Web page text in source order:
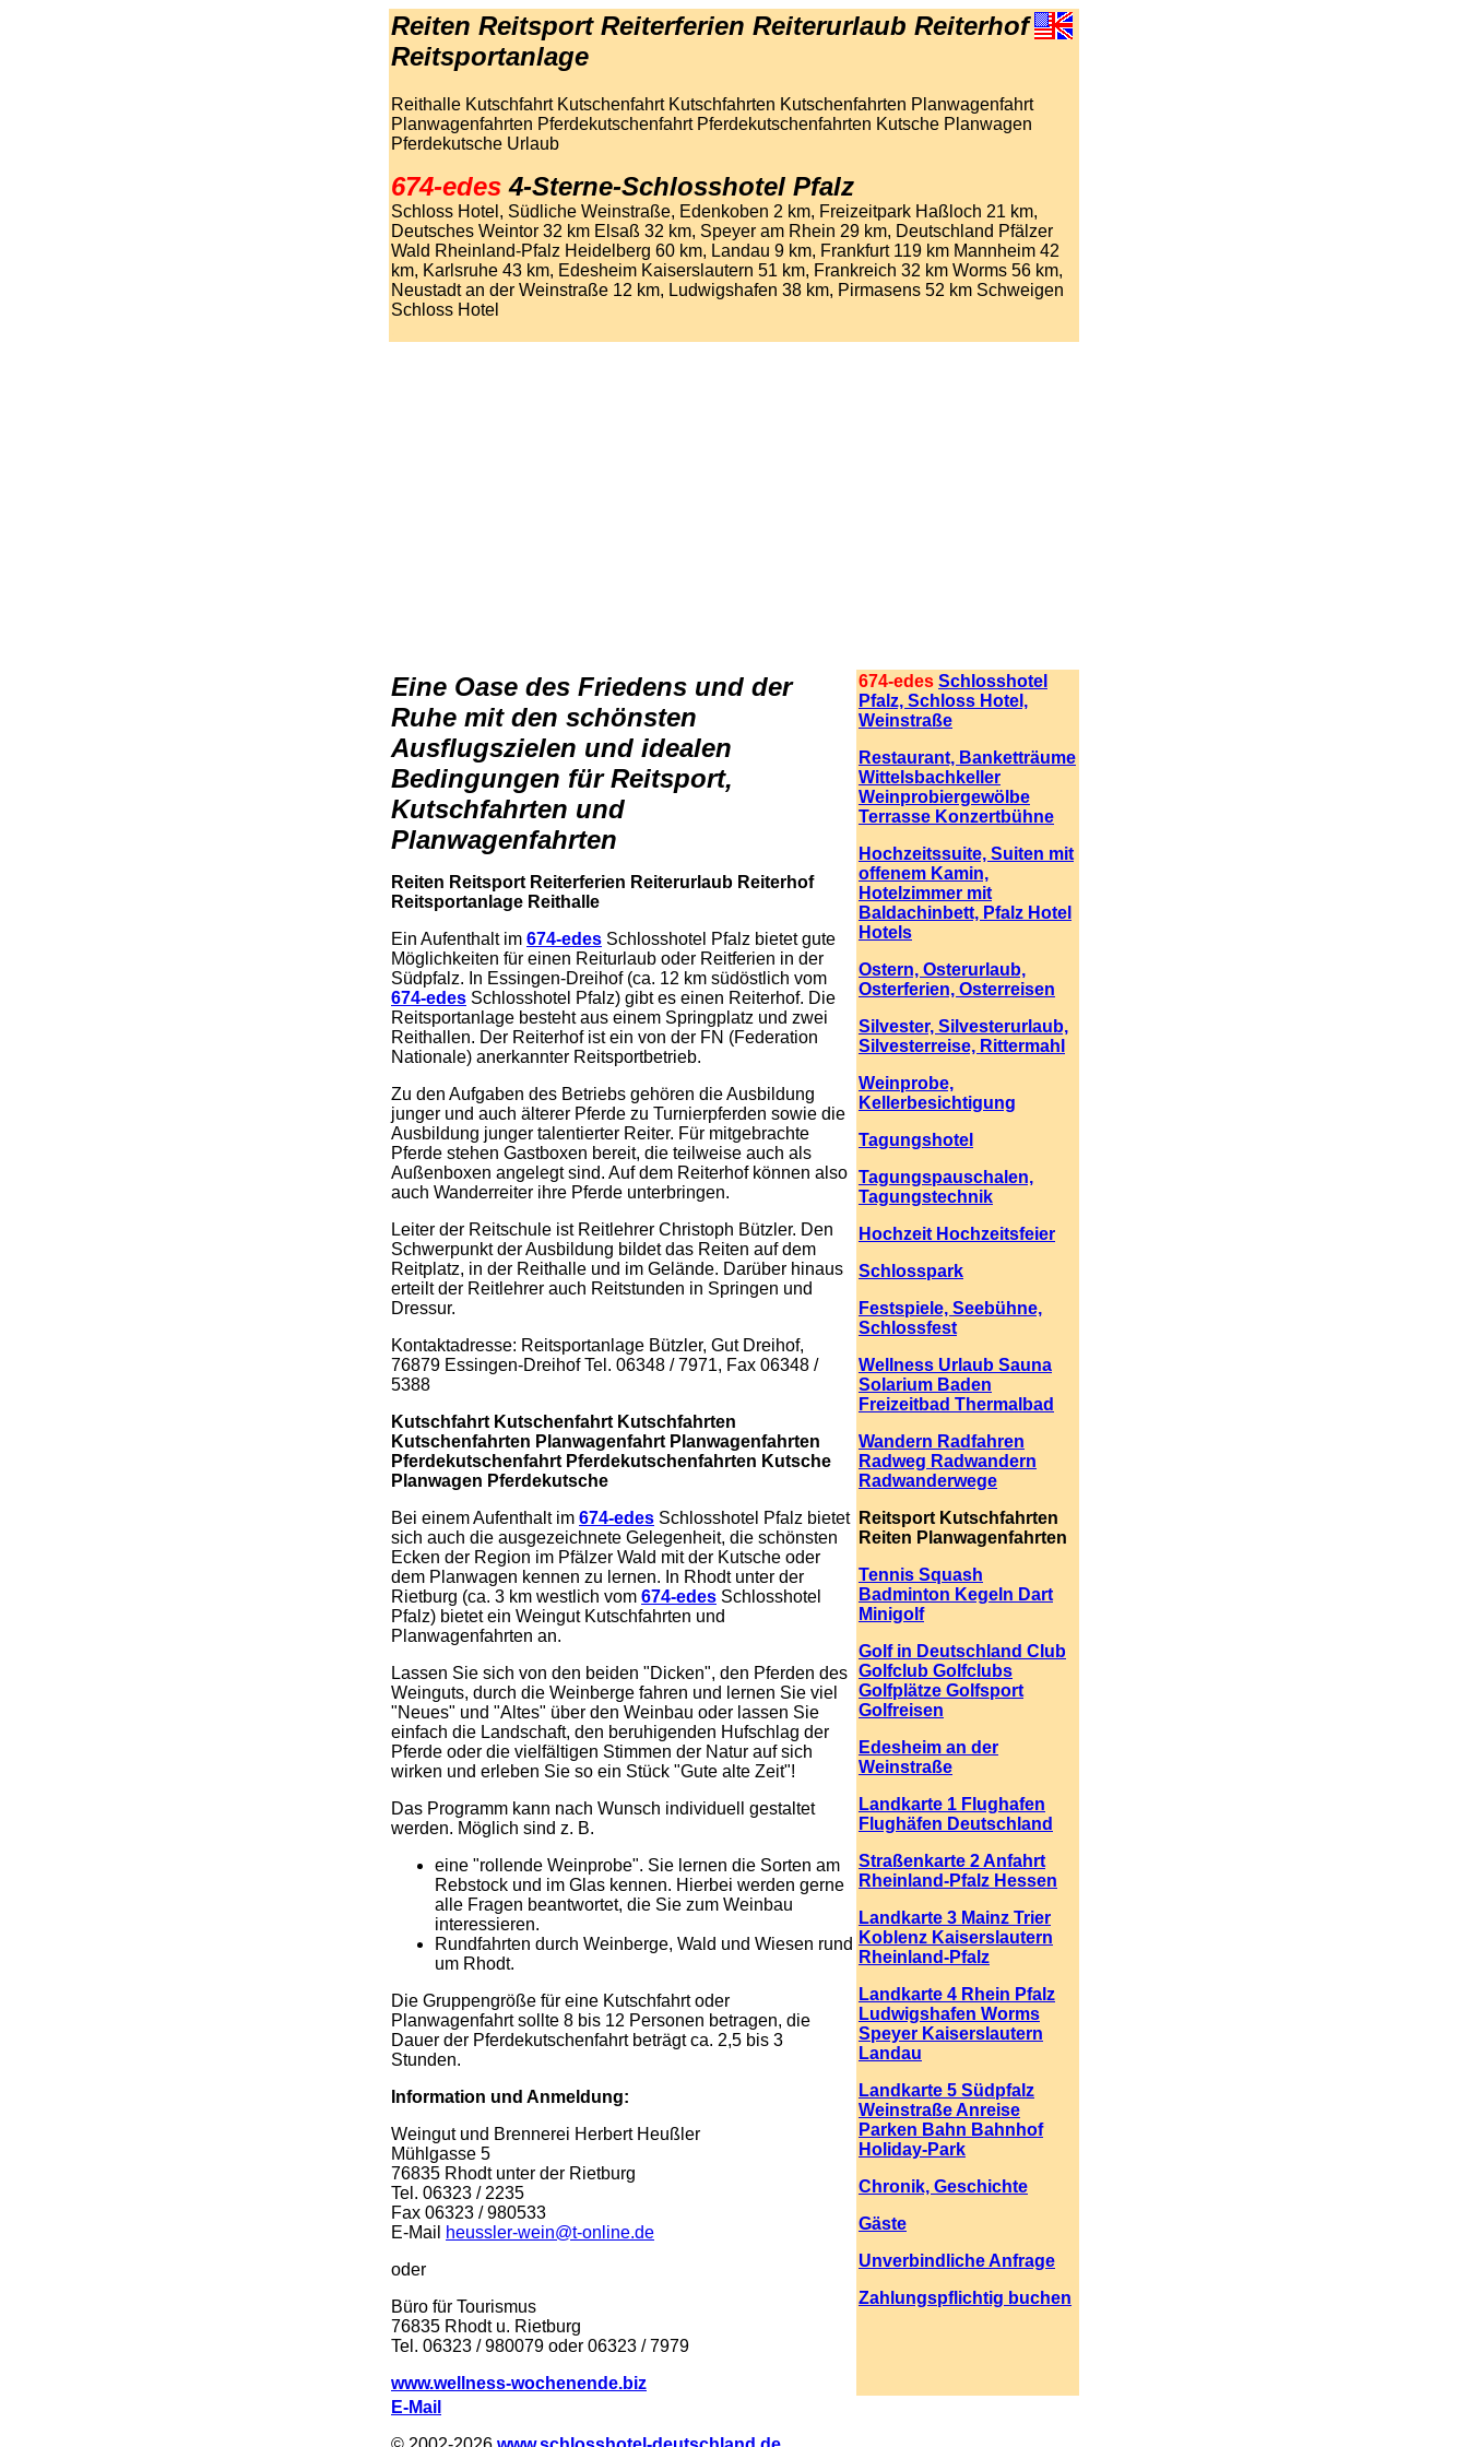
Reiten Reitsport Reiterferien Reiterurlaub Reiterhof
Reitsportanlage
Reithalle Kutschfahrt Kutschenfahrt Kutschfahrten Kutschenfahrten Planwagenfahrt
Planwagenfahrten Pferdekutschenfahrt Pferdekutschenfahrten Kutsche Planwagen
Pferdekutsche Urlaub
674-edes 4-Sterne-Schlosshotel Pfalz
Schloss Hotel, Südliche Weinstraße, Edenkoben 2 km, Freizeitpark Haßloch 21 km,
Deutsches Weintor 32 km Elsaß 32 km, Speyer am Rhein 29 km, Deutschland Pfälzer
Wald Rheinland-Pfalz Heidelberg 60 km, Landau 9 km, Frankfurt 119 km Mannheim 42
km, Karlsruhe 43 km, Edesheim Kaiserslautern 51 km, Frankreich 32 km Worms 56 km,
Neustadt an der Weinstraße 12 km, Ludwigshafen 38 km, Pirmasens 52 km Schweigen
Schloss Hotel
Eine Oase des Friedens und der
Ruhe mit den schönsten
Ausflugszielen und idealen
Bedingungen für Reitsport,
Kutschfahrten und
Planwagenfahrten
Reiten Reitsport Reiterferien Reiterurlaub Reiterhof
Reitsportanlage Reithalle
Ein Aufenthalt im 674-edes Schlosshotel Pfalz bietet gute
Möglichkeiten für einen Reiturlaub oder Reitferien in der
Südpfalz. In Essingen-Dreihof (ca. 12 km südöstlich vom
674-edes Schlosshotel Pfalz) gibt es einen Reiterhof. Die
Reitsportanlage besteht aus einem Springplatz und zwei
Reithallen. Der Reiterhof ist ein von der FN (Federation
Nationale) anerkannter Reitsportbetrieb.
Zu den Aufgaben des Betriebs gehören die Ausbildung
junger und auch älterer Pferde zu Turnierpferden sowie die
Ausbildung junger talentierter Reiter. Für mitgebrachte
Pferde stehen Gastboxen bereit, die teilweise auch als
Außenboxen angelegt sind. Auf dem Reiterhof können also
auch Wanderreiter ihre Pferde unterbringen.
Leiter der Reitschule ist Reitlehrer Christoph Bützler. Den
Schwerpunkt der Ausbildung bildet das Reiten auf dem
Reitplatz, in der Reithalle und im Gelände. Darüber hinaus
erteilt der Reitlehrer auch Reitstunden in Springen und
Dressur.
Kontaktadresse: Reitsportanlage Bützler, Gut Dreihof,
76879 Essingen-Dreihof Tel. 06348 / 7971, Fax 06348 /
5388
Kutschfahrt Kutschenfahrt Kutschfahrten
Kutschenfahrten Planwagenfahrt Planwagenfahrten
Pferdekutschenfahrt Pferdekutschenfahrten Kutsche
Planwagen Pferdekutsche
Bei einem Aufenthalt im 674-edes Schlosshotel Pfalz bietet
sich auch die ausgezeichnete Gelegenheit, die schönsten
Ecken der Region im Pfälzer Wald mit der Kutsche oder
dem Planwagen kennen zu lernen. In Rhodt unter der
Rietburg (ca. 3 km westlich vom 674-edes Schlosshotel
Pfalz) bietet ein Weingut Kutschfahrten und
Planwagenfahrten an.
Lassen Sie sich von den beiden "Dicken", den Pferden des
Weinguts, durch die Weinberge fahren und lernen Sie viel
"Neues" und "Altes" über den Weinbau oder lassen Sie
einfach die Landschaft, den beruhigenden Hufschlag der
Pferde oder die vielfältigen Stimmen der Natur auf sich
wirken und erleben Sie so ein Stück "Gute alte Zeit"!
Das Programm kann nach Wunsch individuell gestaltet
werden. Möglich sind z. B.
eine "rollende Weinprobe". Sie lernen die Sorten am
Rebstock und im Glas kennen. Hierbei werden gerne
alle Fragen beantwortet, die Sie zum Weinbau
interessieren.
Rundfahrten durch Weinberge, Wald und Wiesen rund
um Rhodt.
Die Gruppengröße für eine Kutschfahrt oder
Planwagenfahrt sollte 8 bis 12 Personen betragen, die
Dauer der Pferdekutschenfahrt beträgt ca. 2,5 bis 3
Stunden.
Information und Anmeldung:
Weingut und Brennerei Herbert Heußler
Mühlgasse 5
76835 Rhodt unter der Rietburg
Tel. 06323 / 2235
Fax 06323 / 980533
E-Mail
heussler-wein@t-online.de
oder
Büro für Tourismus
76835 Rhodt u. Rietburg
Tel. 06323 / 980079 oder 06323 / 7979
www.wellness-wochenende.biz
674-edes Schlosshotel
Pfalz, Schloss Hotel,
Weinstraße
Restaurant, Banketträume
Wittelsbachkeller
Weinprobiergewölbe
Terrasse Konzertbühne
Hochzeitssuite, Suiten mit
offenem Kamin,
Hotelzimmer mit
Baldachinbett, Pfalz Hotel
Hotels
Ostern, Osterurlaub,
Osterferien, Osterreisen
Silvester, Silvesterurlaub,
Silvesterreise, Rittermahl
Weinprobe,
Kellerbesichtigung
Tagungshotel
Tagungspauschalen,
Tagungstechnik
Hochzeit Hochzeitsfeier
Schlosspark
Festspiele, Seebühne,
Schlossfest
Wellness Urlaub Sauna
Solarium Baden
Freizeitbad Thermalbad
Wandern Radfahren
Radweg Radwandern
Radwanderwege
Reitsport Kutschfahrten
Reiten Planwagenfahrten
Tennis Squash
Badminton Kegeln Dart
Minigolf
Golf in Deutschland Club
Golfclub Golfclubs
Golfplätze Golfsport
Golfreisen
Edesheim an der
Weinstraße
Landkarte 1 Flughafen
Flughäfen Deutschland
Straßenkarte 2 Anfahrt
Rheinland-Pfalz Hessen
Landkarte 3 Mainz Trier
Koblenz Kaiserslautern
Rheinland-Pfalz
Landkarte 4 Rhein Pfalz
Ludwigshafen Worms
Speyer Kaiserslautern
Landau
Landkarte 5 Südpfalz
Weinstraße Anreise
Parken Bahn Bahnhof
Holiday-Park
Chronik, Geschichte
Gäste
Unverbindliche Anfrage
Zahlungspflichtig buchen
E-Mail